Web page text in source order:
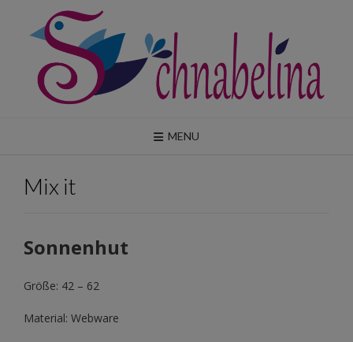
content
MENU
Mix it
Sonnenhut
Größe: 42 – 62
Material: Webware